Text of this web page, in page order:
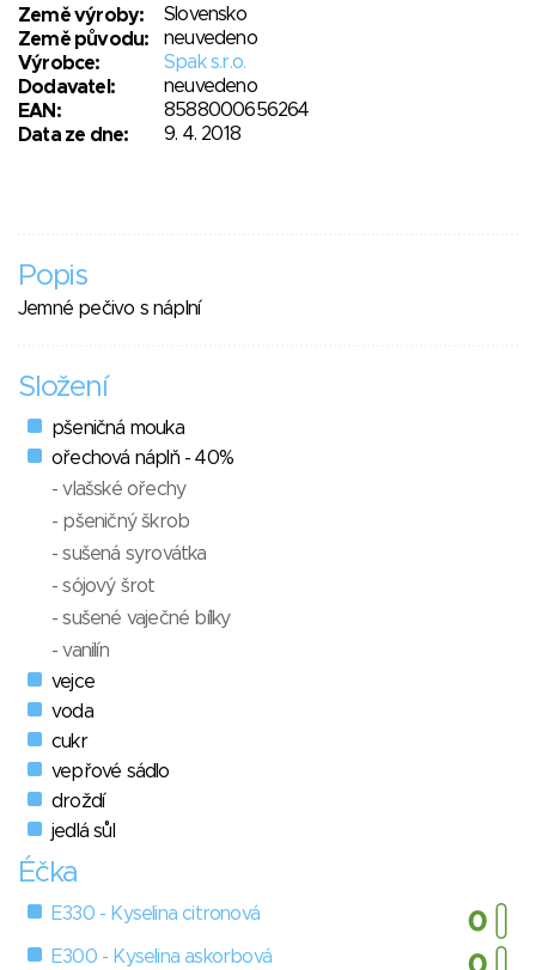
Země výroby:
Slovensko
Země původu:
neuvedeno
Výrobce:
Spak s.r.o.
Dodavatel:
neuvedeno
EAN:
8588000656264
Data ze dne:
9. 4. 2018
Popis
Jemné pečivo s náplní
Složení
pšeničná mouka
ořechová náplň - 40%
- vlašské ořechy
- pšeničný škrob
- sušená syrovátka
- sójový šrot
- sušené vaječné bílky
- vanilín
vejce
voda
cukr
vepřové sádlo
droždí
jedlá sůl
Éčka
E330 - Kyselina citronová
E300 - Kyselina askorbová